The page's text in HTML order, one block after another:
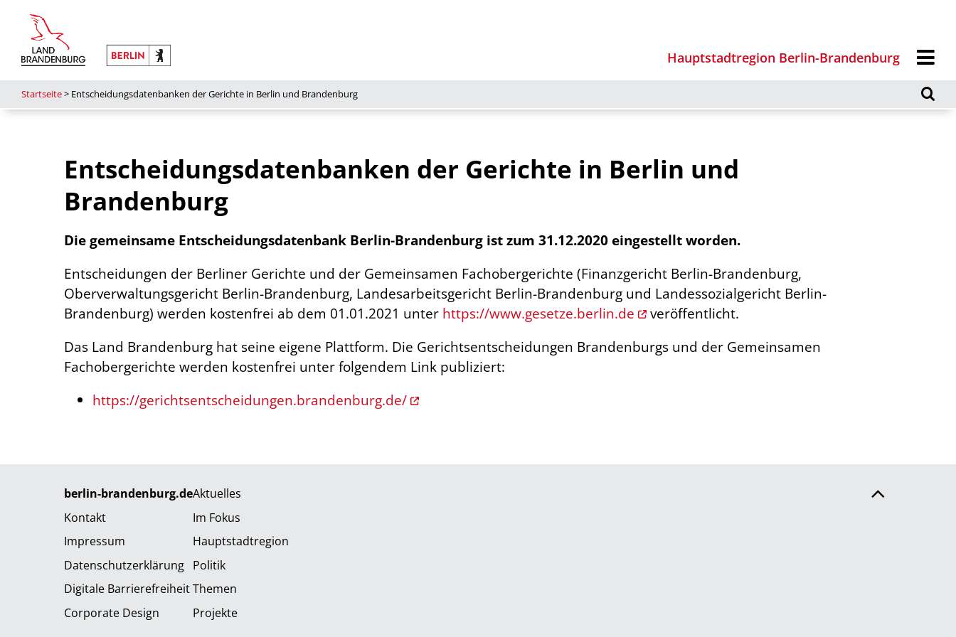
Hauptstadtregion Berlin-Brandenburg
Startseite> Entscheidungsdatenbanken der Gerichte in Berlin und Brandenburg
Entscheidungsdatenbanken der Gerichte in Berlin und
Brandenburg
Die gemeinsame Entscheidungsdatenbank Berlin-Brandenburg ist zum 31.12.2020 eingestellt worden.
Entscheidungen der Berliner Gerichte und der Gemeinsamen Fachobergerichte (Finanzgericht Berlin-Brandenburg,
Oberverwaltungsgericht Berlin-Brandenburg, Landesarbeitsgericht Berlin-Brandenburg und Landessozialgericht Berlin-
Brandenburg) werden kostenfrei ab dem 01.01.2021 unter https://www.gesetze.berlin.de
veröffentlicht.
Das Land Brandenburg hat seine eigene Plattform. Die Gerichtsentscheidungen Brandenburgs und der Gemeinsamen
Fachobergerichte werden kostenfrei unter folgendem Link publiziert:
https://gerichtsentscheidungen.brandenburg.de/
berlin-brandenburg.de
Kontakt
Impressum
Datenschutzerklärung
Digitale Barrierefreiheit
Corporate Design
Aktuelles
Im Fokus
Hauptstadtregion
Politik
Themen
Projekte